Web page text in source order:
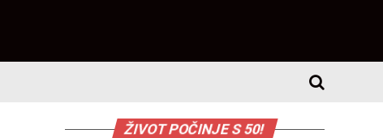
ŽIVOT POČINJE S 50!